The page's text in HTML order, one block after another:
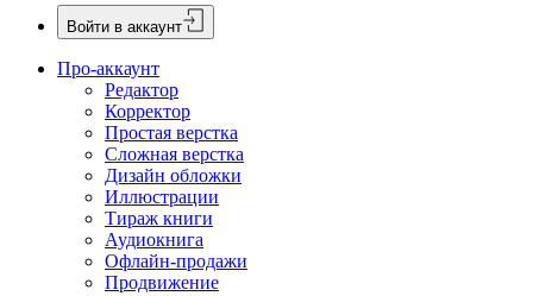
Войти в аккаунт
Про-аккаунт
Редактор
Корректор
Простая верстка
Сложная верстка
Дизайн обложки
Иллюстрации
Тираж книги
Аудиокнига
Офлайн-продажи
Продвижение